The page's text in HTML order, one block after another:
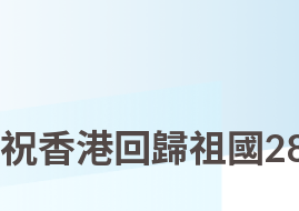
祝香港回歸祖國